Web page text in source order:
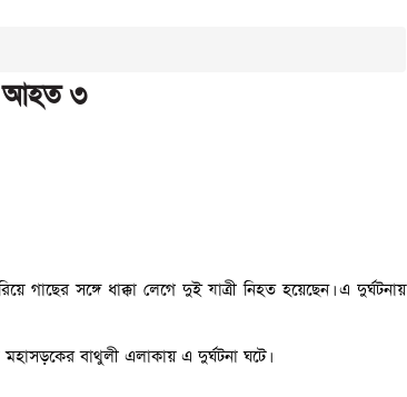
আহত ৩
গাছের সঙ্গে ধাক্কা লেগে দুই যাত্রী নিহত হয়েছেন। এ দুর্ঘটনায়
বাথুলী এলাকায় এ দুর্ঘটনা ঘটে।